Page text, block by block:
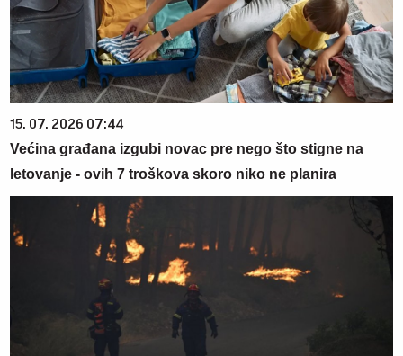
15. 07. 2026 07:44
Većina građana izgubi novac pre nego što stigne na
letovanje - ovih 7 troškova skoro niko ne planira